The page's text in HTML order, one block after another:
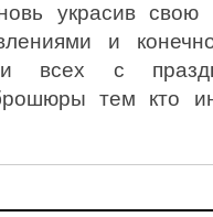
украсив свою
и
всех с
тем кто